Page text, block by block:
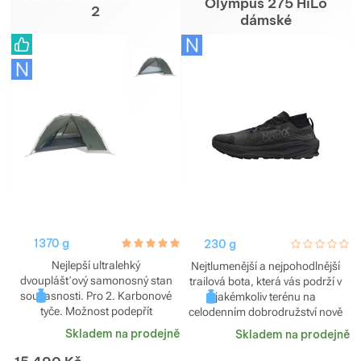
2
1370 g hodnoceni_zakazniku
5.0 / 5
Nejlepší ultralehký
dvouplášťový samonosný stan
současnosti. Pro 2. Karbonové
tyče. Možnost podepřít
trekovými holemi.
Skladem na prodejně
dámské
230 g
0 / 5
Nejtlumenější a nejpohodlnější
trailová bota, která vás podrží v
jakémkoliv terénu na
celodenním dobrodružství nově
se svrškem z materiálu Matryx.
Skladem na prodejně
Zobrazit více
Zobrazit více
Zobrazit více
Zobrazit více